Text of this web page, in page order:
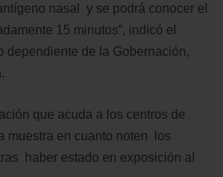
nasal y se podrá conocer el
15 minutos”, indicó el
dependiente de la Gobernación,
que acuda a los centros de
muestra en cuanto noten los
haber estado en exposición al